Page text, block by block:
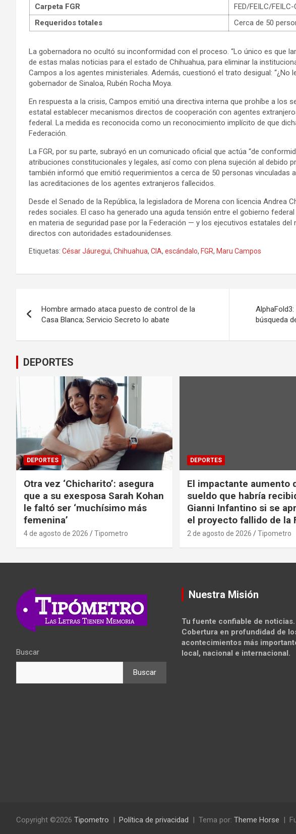
Carpeta FGR
FED/FEILC/
Requeridos totales
Cerca de 50
La gobernadora no ocultó su inconformidad con el proceso. “Lo único es que
de estas malas noticias para el estado de Chihuahua, para eliminar la
Campos a los agentes ministeriales. Además, cuestionó el trato desigual: “¿No
gobernador de Sinaloa, Rubén Rocha Moya.
En respuesta a la crisis, Campos emitió una directiva interna que prohíbe a los
estatal establecer mecanismos directos de cooperación con agentes
federal. La medida es reconocida como un reconocimiento implícito de que
Federación.
La FGR, por su parte, subrayó en un comunicado oficial que actúa “de
atribuciones constitucionales y legales, así como con plena sujeción al debido
también informó que emitió requerimientos a cerca de 50 personas vinculadas
las acreditaciones de los agentes extranjeros fallecidos.
Desde el Senado de la República, la legisladora de Morena con licencia Andrea
redes sociales. El caso ha generado una aguda tensión entre el gobierno
en materia de seguridad pase por la Federación — y los ejecutivos estatales del
directos con autoridades estadounidenses.
Etiquetas: César Jáuregui, Chihuahua, CIA, escándalo, FGR, Maru Campos
de
entradas
Hombre armado ataca puesto de control de la
Casa Blanca; Servicio Secreto lo abate
búsqueda
DEPORTES
DEPORTES
Otra vez ‘Chicharito’: asegura
que a su exesposa Sarah Kohan
le faltó ser ‘muchísimo más
femenina’
4 de agosto de 2026 Tipometro
DEPORTES
El impactante aumento
sueldo que habría
Gianni Infantino si se
el proyecto fallido de la
2 de agosto de 2026 Tipometro
Buscar
Buscar
Nuestra Misión
Tu fuente confiable de noticias.
Cobertura en profundidad de
acontecimientos más
local, nacional e internacional.
Copyright ©2026 Tipometro Política de privacidad Tema por: Theme Horse